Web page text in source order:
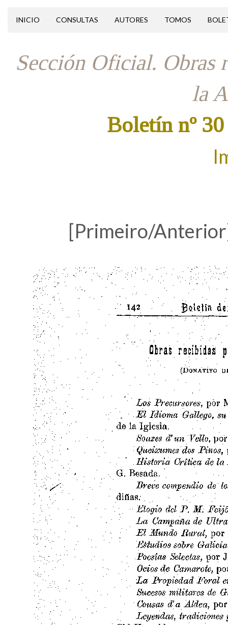
INICIO CONSULTAS AUTORES TOMOS
Sección Oficial. Obras
la
Boletín nº 30
[Primeiro/